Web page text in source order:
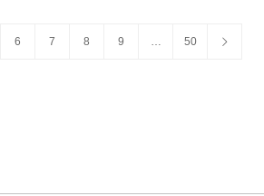
6 7 8 9 … 50